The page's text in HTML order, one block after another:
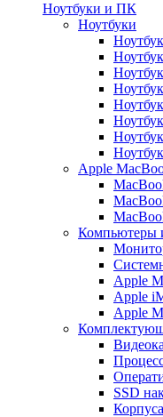
Ноутбуки и ПК
Ноутбуки
Apple
Компьютеры
Apple
Apple
Apple
SSD
Корпуса